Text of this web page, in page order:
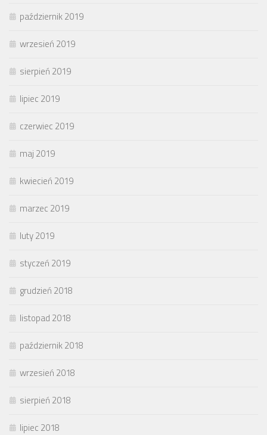
październik 2019
wrzesień 2019
sierpień 2019
lipiec 2019
czerwiec 2019
maj 2019
kwiecień 2019
marzec 2019
luty 2019
styczeń 2019
grudzień 2018
listopad 2018
październik 2018
wrzesień 2018
sierpień 2018
lipiec 2018